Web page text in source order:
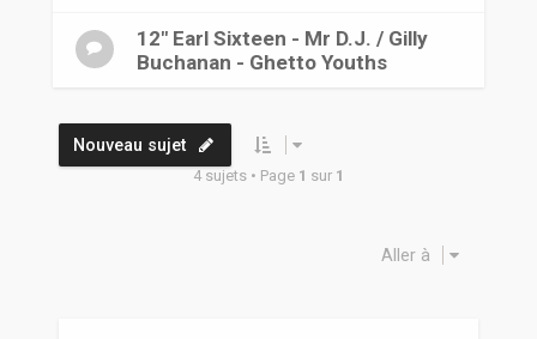
12" Earl Sixteen - Mr D.J. / Gilly
Buchanan - Ghetto Youths
Nouveau sujet
4 sujets • Page 1 sur 1
Aller à